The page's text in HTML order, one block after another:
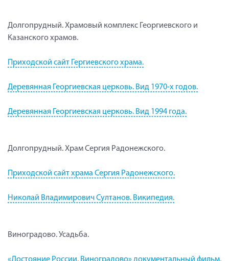
Долгопрудный. Храмовый комплекс Георгиевского и
Казанского храмов.
Приходской сайт Гергиевского храма.
Деревянная Георгиевская церковь. Вид 1970-х годов.
Деревянная Георгиевская церковь. Вид 1994 года.
Долгопрудный. Храм Сергия Радонежского.
Приходской сайт храма Сергия Радонежского.
Николай Владимирович Султанов. Википедия.
Виноградово. Усадьба.
«Достояние России. Виноградово» документальный фильм,